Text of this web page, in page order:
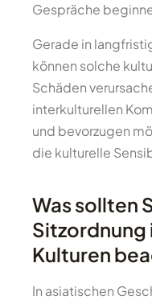
Gespräche
Gerade in
können solche
Schäden
interkulturellen
und bevorzugen
die kulturelle
Was sollten
Sitzordnung
Kulturen
In asiatischen